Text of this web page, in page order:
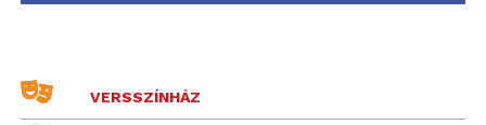
VERSSZÍNHÁZ